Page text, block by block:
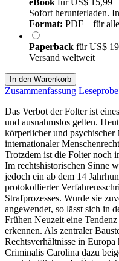
Sofort herunterladen.
Format: PDF – für
Paperback fürUS$
Versand weltweit
In den Warenkorb
Zusammenfassung Leseprobe
Das Verbot der Folter ist
und ausnahmslos gelten.
körperlicher und
internationaler
Trotzdem ist die Folter noch
Im rechtshistorischen Sinne
jedoch ein ab dem 14
protokollierter
Strafprozesses. Wurde sie
angewendet, so lässt sich in
Frühen Neuzeit eine
erkennen. Als zentraler
Rechtsverhältnisse in
Criminalis Carolina dazu